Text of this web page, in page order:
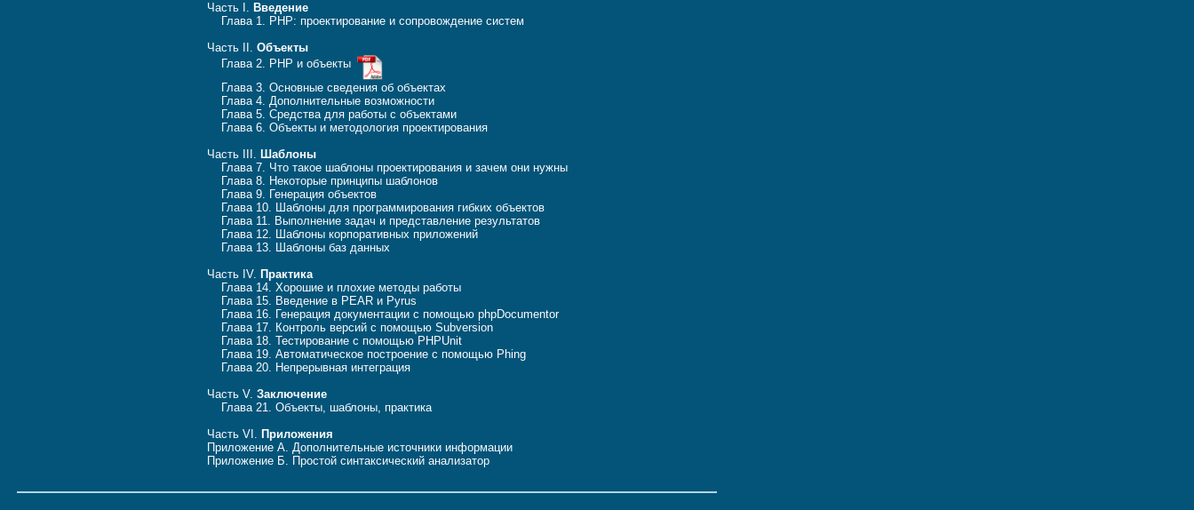
Часть I. Введение
Глава 1. PHP: проектирование и сопровождение систем
Часть II.Объекты
Глава 2. PHP и объекты
Глава 3. Основные сведения об объектах
Глава 4. Дополнительные возможности
Глава 5. Средства для работы с объектами
Глава 6. Объекты и методология проектирования
Часть III. Шаблоны
Глава 7. Что такое шаблоны проектирования и зачем они нужны
Глава 8. Некоторые принципы шаблонов
Глава 9. Генерация объектов
Глава 10. Шаблоны для программирования гибких объектов
Глава 11. Выполнение задач и представление результатов
Глава 12. Шаблоны корпоративных приложений
Глава 13. Шаблоны баз данных
Часть IV. Практика
Глава 14. Хорошие и плохие методы работы
Глава 15. Введение в PEAR и Pyrus
Глава 16. Генерация документации с помощью phpDocumentor
Глава 17. Контроль версий с помощью Subversion
Глава 18. Тестирование с помощью PHPUnit
Глава 19. Автоматическое построение с помощью Phing
Глава 20. Непрерывная интеграция
Часть V.Заключение
Глава 21. Объекты, шаблоны, практика
Часть VI. Приложения
Приложение А. Дополнительные источники информации
Приложение Б. Простой синтаксический анализатор